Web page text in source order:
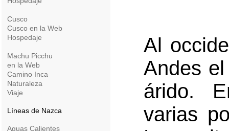
Cusco
Cusco en la Web
Hospedaje
Machu Picchu
en la Web
Camino Inca
Naturaleza
Viaje
Líneas de Nazca
Aguas Calientes
Al
Andes
árido.
varias